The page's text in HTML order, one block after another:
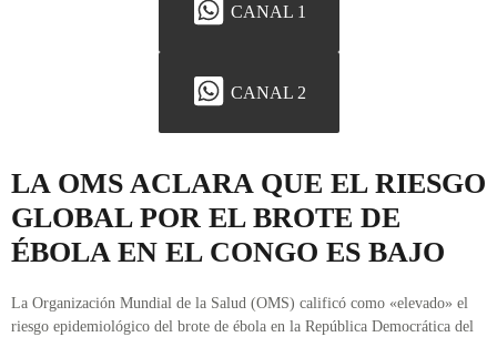
CANAL 1
CANAL 2
LA OMS ACLARA QUE EL RIESGO
GLOBAL POR EL BROTE DE
ÉBOLA EN EL CONGO ES BAJO
La Organización Mundial de la Salud (OMS) calificó como «elevado» el
riesgo epidemiológico del brote de ébola en la República Democrática del